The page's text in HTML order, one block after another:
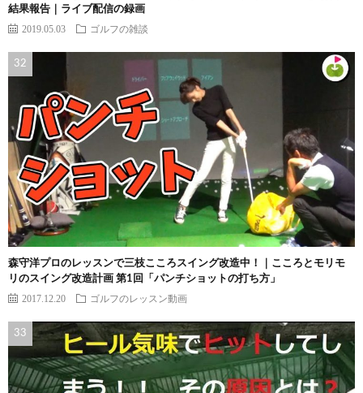
結果報告｜ライブ配信の録画
2019.05.03 ゴルフの雑談
森守洋プロのレッスンで三枝こころスイング改造中！｜こころとモリモ
リのスイング改造計画 第1回「パンチショットの打ち方」
2017.12.20 ゴルフのレッスン動画